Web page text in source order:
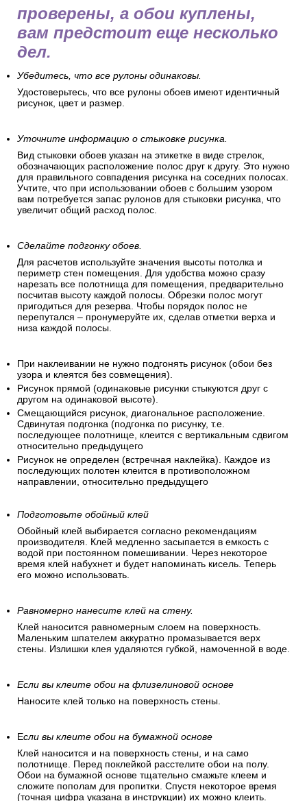
проверены, а обои куплены,
вам предстоит еще несколько
дел.
Убедитесь, что все рулоны одинаковы.
Удостоверьтесь, что все рулоны обоев имеют идентичный
рисунок, цвет и размер.
Уточните информацию о стыковке рисунка.
Вид стыковки обоев указан на этикетке в виде стрелок,
обозначающих расположение полос друг к другу. Это нужно
для правильного совпадения рисунка на соседних полосах.
Учтите, что при использовании обоев с большим узором
вам потребуется запас рулонов для стыковки рисунка, что
увеличит общий расход полос.
Сделайте подгонку обоев.
Для расчетов используйте значения высоты потолка и
периметр стен помещения. Для удобства можно сразу
нарезать все полотнища для помещения, предварительно
посчитав высоту каждой полосы. Обрезки полос могут
пригодиться для резерва. Чтобы порядок полос не
перепутался – пронумеруйте их, сделав отметки верха и
низа каждой полосы.
При наклеивании не нужно подгонять рисунок (обои без
узора и клеятся без совмещения).
Рисунок прямой (одинаковые рисунки стыкуются друг с
другом на одинаковой высоте).
Смещающийся рисунок, диагональное расположение.
Сдвинутая подгонка (подгонка по рисунку, т.е.
последующее полотнище, клеится с вертикальным сдвигом
относительно предыдущего
Рисунок не определен (встречная наклейка). Каждое из
последующих полотен клеится в противоположном
направлении, относительно предыдущего
Подготовьте обойный клей
Обойный клей выбирается согласно рекомендациям
производителя. Клей медленно засыпается в емкость с
водой при постоянном помешивании. Через некоторое
время клей набухнет и будет напоминать кисель. Теперь
его можно использовать.
Равномерно нанесите клей на стену.
Клей наносится равномерным слоем на поверхность.
Маленьким шпателем аккуратно промазывается верх
стены. Излишки клея удаляются губкой, намоченной в воде.
Если вы клеите обои на флизелиновой основе
Наносите клей только на поверхность стены.
Если вы клеите обои на бумажной основе
Клей наносится и на поверхность стены, и на само
полотнище. Перед поклейкой расстелите обои на полу.
Обои на бумажной основе тщательно смажьте клеем и
сложите пополам для пропитки. Спустя некоторое время
(точная цифра указана в инструкции) их можно клеить.